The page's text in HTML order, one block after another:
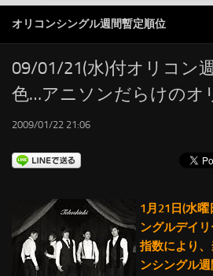
RSS
LINKS
オリコンシングル週間暫定順位
09/01/21(水)付オリコン
色…アニソンだらけのオ
2009/01/22 21:06
1月21日(水
ングルデイ
指数により
ンシングル